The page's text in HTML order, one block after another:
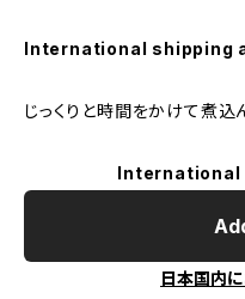
International shipping
じっくりと時間をかけて煮込
International
日本国内